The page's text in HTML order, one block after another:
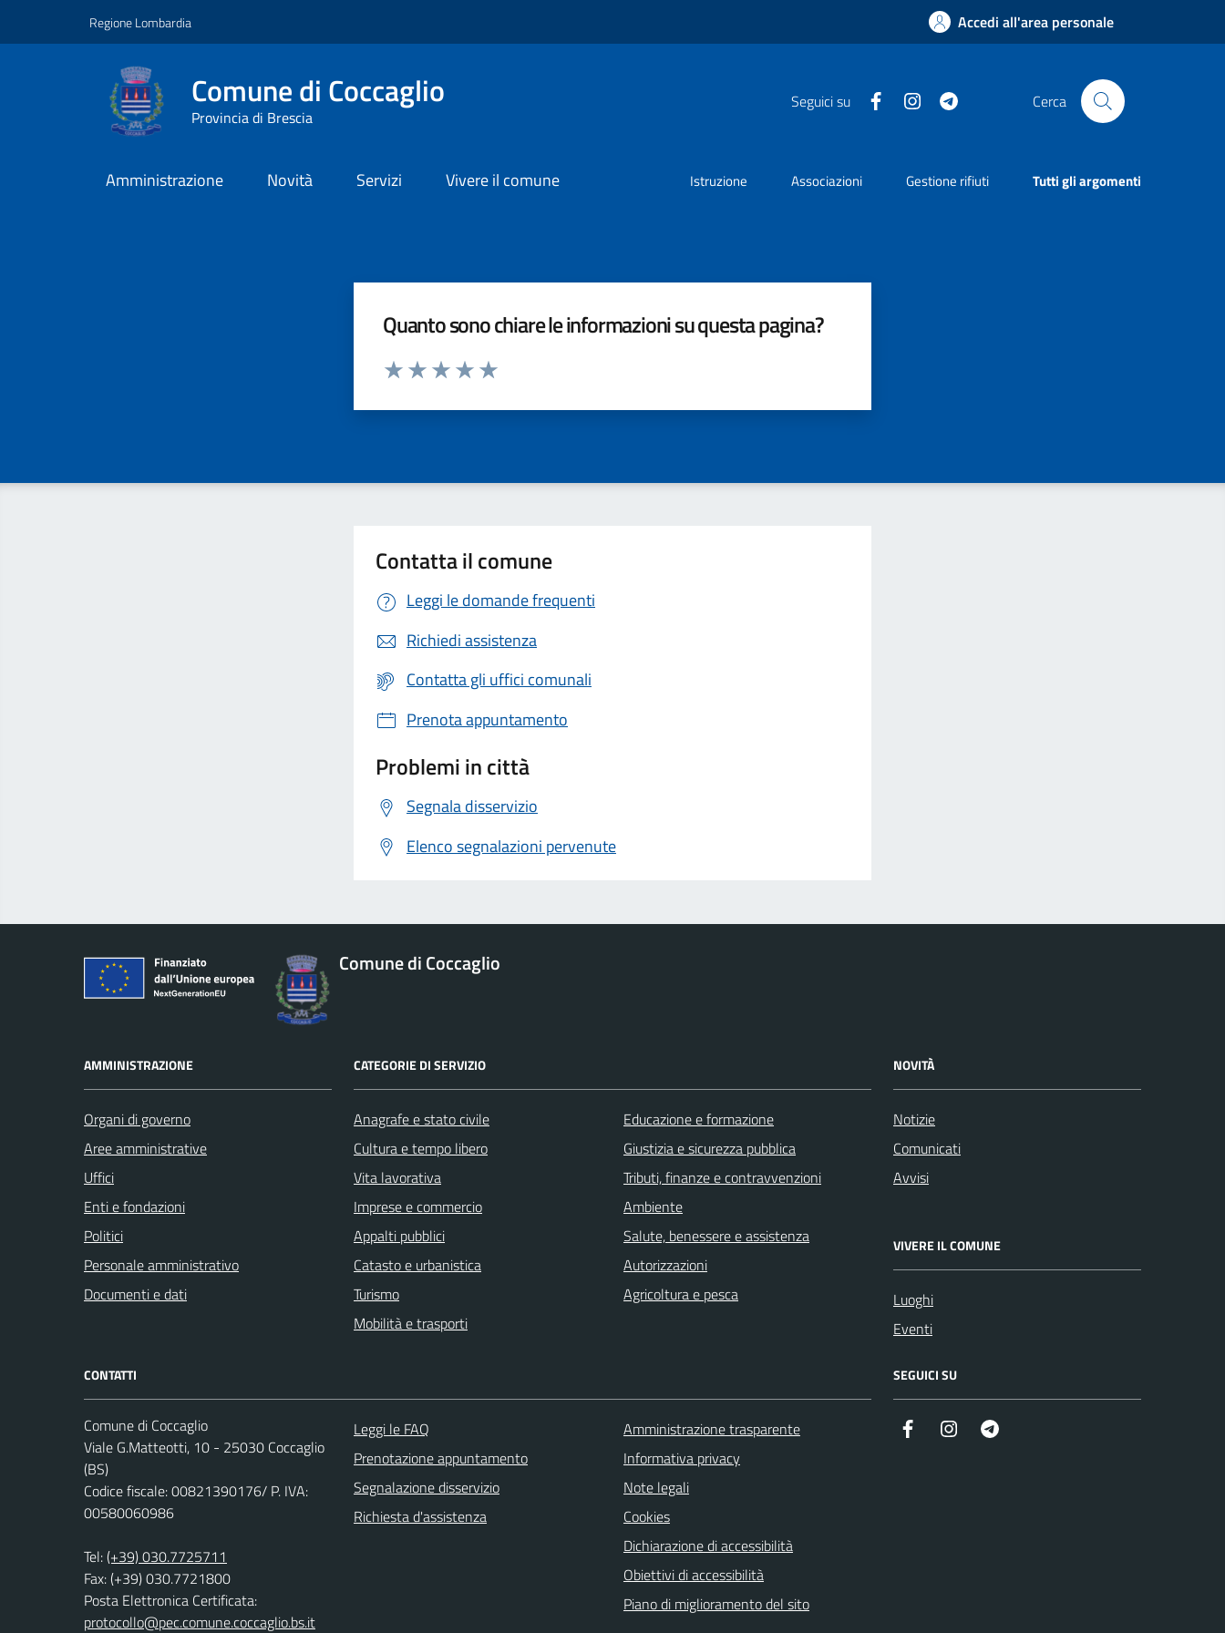
Regione Lombardia Accedi all'area personale
Comune di Coccaglio
Provincia di Brescia
Seguici su Facebook Instagram Cerca
Amministrazione Novità Servizi Vivere il comune Istruzione Associazioni Gestione rifiuti Tutti gli argomenti
Quanto sono chiare le informazioni su questa pagina?
Valuta da 1 a 5 stelle la pagina
Contatta il comune
Leggi le domande frequenti
Richiedi assistenza
Contatta gli uffici comunali
Prenota appuntamento
Problemi in città
Segnala disservizio
Elenco segnalazioni pervenute
Comune di Coccaglio
AMMINISTRAZIONE
Organi di governo
Aree amministrative
Uffici
Enti e fondazioni
Politici
Personale amministrativo
Documenti e dati
CATEGORIE DI SERVIZIO
Anagrafe e stato civile
Cultura e tempo libero
Vita lavorativa
Imprese e commercio
Appalti pubblici
Catasto e urbanistica
Turismo
Mobilità e trasporti
Educazione e formazione
Giustizia e sicurezza pubblica
Tributi, finanze e contravvenzioni
Ambiente
Salute, benessere e assistenza
Autorizzazioni
Agricoltura e pesca
NOVITÀ
Notizie
Comunicati
Avvisi
VIVERE IL COMUNE
Luoghi
Eventi
CONTATTI
Comune di Coccaglio
Viale G.Matteotti, 10 - 25030 Coccaglio
(BS)
Codice fiscale: 00821390176/ P. IVA:
00580060986
Tel:(+39) 030.7725711
Fax: (+39) 030.7721800
Posta Elettronica Certificata:
protocollo@pec.comune.coccaglio.bs.it
Leggi le FAQ
Prenotazione appuntamento
Segnalazione disservizio
Richiesta d'assistenza
Amministrazione trasparente
Informativa privacy
Note legali
Cookies
Dichiarazione di accessibilità
Obiettivi di accessibilità
Piano di miglioramento del sito
SEGUICI SU
Facebook Instagram